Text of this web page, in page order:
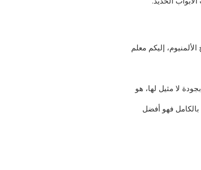
إليكم معلم
لا مثيل لها، هو
بالكامل فهو أفضل